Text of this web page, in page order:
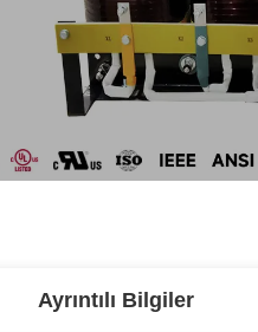
Ayrıntılı Bilgiler